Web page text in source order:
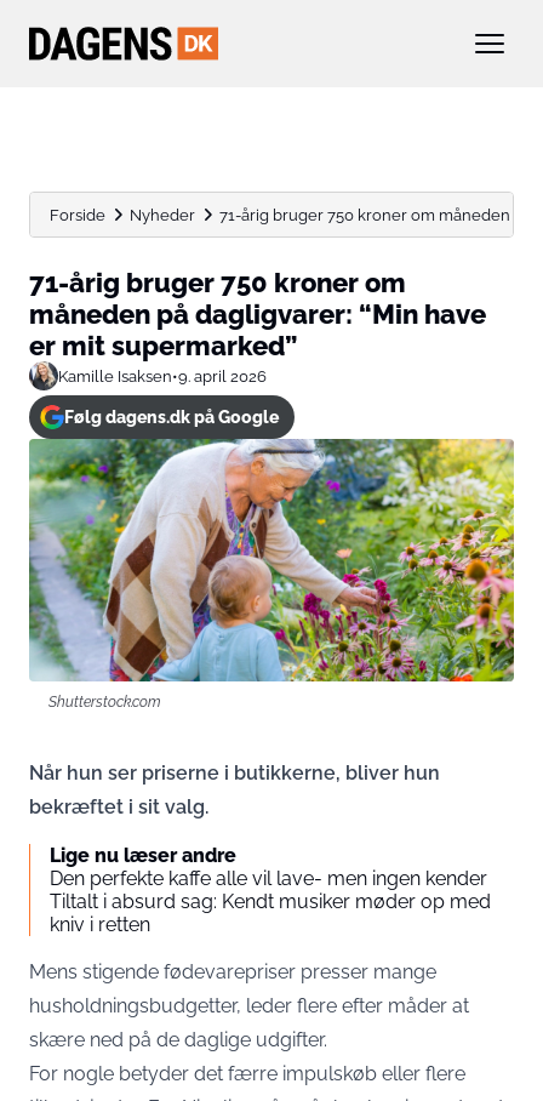
Forside Nyheder 71-årig bruger 750 kroner om måneden på
71-årig bruger 750 kroner om
måneden på dagligvarer: “Min have
er mit supermarked”
Kamille Isaksen•9. april 2026
Følg dagens.dk på Google
Shutterstock.com
Når hun ser priserne i butikkerne, bliver hun
bekræftet i sit valg.
Lige nu læser andre
Den perfekte kaffe alle vil lave- men ingen kender
Tiltalt i absurd sag: Kendt musiker møder op med
kniv i retten
Mens stigende fødevarepriser presser mange
husholdningsbudgetter, leder flere efter måder at
skære ned på de daglige udgifter.
For nogle betyder det færre impulskøb eller flere